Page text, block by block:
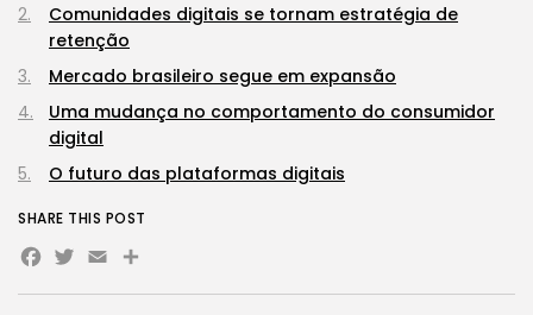
Comunidades digitais se tornam estratégia de
retenção
Mercado brasileiro segue em expansão
Uma mudança no comportamento do consumidor
digital
O futuro das plataformas digitais
SHARE THIS POST
Facebook
Twitter
EmailShare